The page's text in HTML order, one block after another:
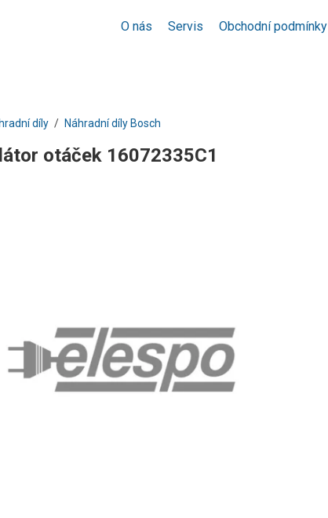
O nás Servis Obchodní podmínky
díly Náhradní díly Bosch
otáček 16072335C1